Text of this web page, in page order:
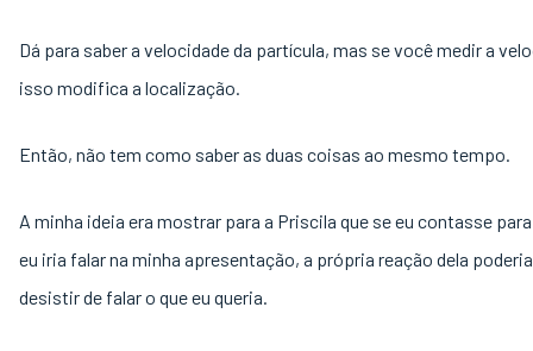
Dá para saber a velocidade da partícula, mas se você medir a
isso modifica a localização.
Então, não tem como saber as duas coisas ao mesmo tempo.
A minha ideia era mostrar para a Priscila que se eu contasse
eu iria falar na minha apresentação, a própria reação dela
desistir de falar o que eu queria.